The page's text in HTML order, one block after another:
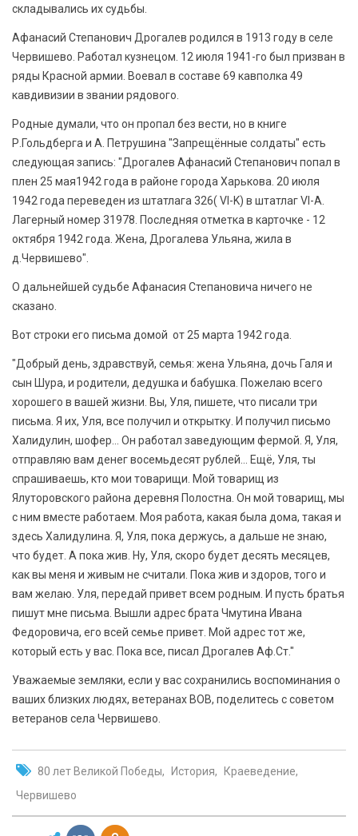
складывались их судьбы.
Афанасий Степанович Дрогалев родился в 1913 году в селе
Червишево. Работал кузнецом. 12 июля 1941-го был призван в
ряды Красной армии. Воевал в составе 69 кавполка 49
кавдивизии в звании рядового.
Родные думали, что он пропал без вести, но в книге
Р.Гольдберга и А. Петрушина "Запрещённые солдаты" есть
следующая запись: "Дрогалев Афанасий Степанович попал в
плен 25 мая1942 года в районе города Харькова. 20 июля
1942 года переведен из штатлага 326( Vl-K) в штатлаг Vl-А.
Лагерный номер 31978. Последняя отметка в карточке - 12
октября 1942 года. Жена, Дрогалева Ульяна, жила в
д.Червишево".
О дальнейшей судьбе Афанасия Степановича ничего не
сказано.
Вот строки его письма домой от 25 марта 1942 года.
"Добрый день, здравствуй, семья: жена Ульяна, дочь Галя и
сын Шура, и родители, дедушка и бабушка. Пожелаю всего
хорошего в вашей жизни. Вы, Уля, пишете, что писали три
письма. Я их, Уля, все получил и открытку. И получил письмо
Халидулин, шофер... Он работал заведующим фермой. Я, Уля,
отправляю вам денег восемьдесят рублей... Ещё, Уля, ты
спрашиваешь, кто мои товарищи. Мой товарищ из
Ялуторовского района деревня Полостна. Он мой товарищ, мы
с ним вместе работаем. Моя работа, какая была дома, такая и
здесь Халидулина. Я, Уля, пока держусь, а дальше не знаю,
что будет. А пока жив. Ну, Уля, скоро будет десять месяцев,
как вы меня и живым не считали. Пока жив и здоров, того и
вам желаю. Уля, передай привет всем родным. И пусть братья
пишут мне письма. Вышли адрес брата Чмутина Ивана
Федоровича, его всей семье привет. Мой адрес тот же,
который есть у вас. Пока все, писал Дрогалев Аф.Ст."
Уважаемые земляки, если у вас сохранились воспоминания о
ваших близких людях, ветеранах ВОВ, поделитесь с советом
ветеранов села Червишево.
80 лет Великой Победы История
Краеведение
Червишево